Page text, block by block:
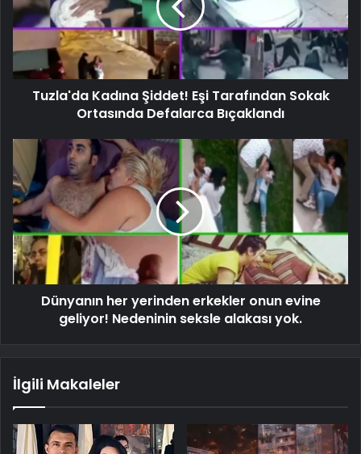
Tuzla'da Kadına Şiddet! Eşi Tarafından Sokak
Ortasında Defalarca Bıçaklandı
Dünyanın her yerinden erkekler onun evine
geliyor! Nedeninin seksle alakası yok.
İlgili Makaleler